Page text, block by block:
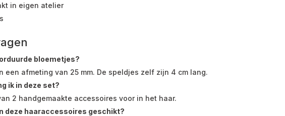
in eigen atelier
bloemetjes?
een afmeting van 25 mm. De speldjes zelf zijn 4 cm lang.
ik in deze set?
2 handgemaakte accessoires voor in het haar.
deze haaraccessoires geschikt?